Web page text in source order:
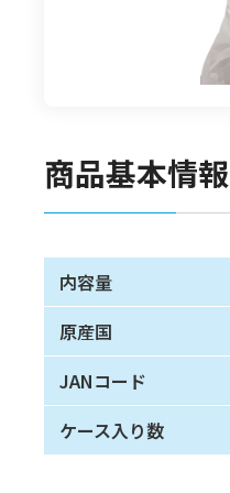
商品基本情報
内容量
原産国
JANコード
ケース入り数